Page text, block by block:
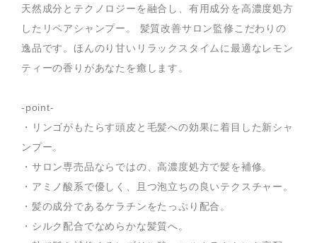
天然成分とテクノロジーを融合し、有用成分を高濃度処方
したリペアシャンプー。 髪質改善サロン監修こだわりの
逸品です。ほんのり甘いリラックスタイムに最適なレモン
ティーの香りがあなたを癒します。
-point-
・リンゴがもたらす頭皮と毛髪への効果に着目した新シャ
ンプー。
・サロン専売品ならではの、高濃度処方で髪を補修。
・アミノ酸系で優しく、且つ泡立ちの良いテクスチャー。
・髪の成分であるケラチンをたっぷり配合。
・シルク配合でなめらかな髪質へ。